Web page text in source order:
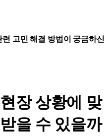
고민 해결 방법이 궁금하신
장 상황에 맞
을 수 있을까